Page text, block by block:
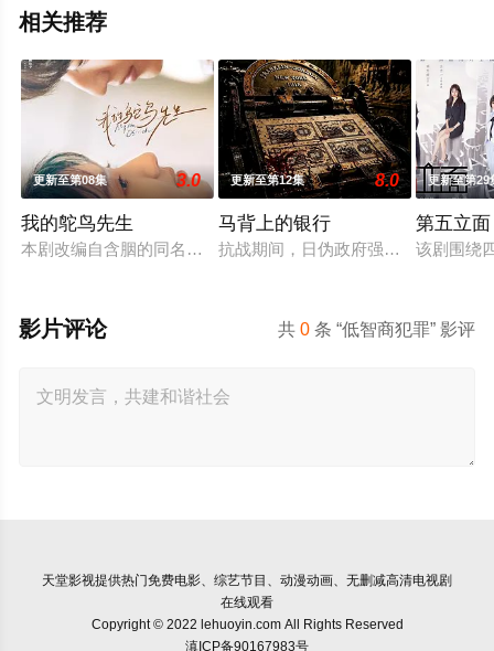
相关推荐
更新至第08集 3.0
我的鸵鸟先生
本剧改编自含胭的同名小说，讲述了邻家女孩庞倩（苏晓彤 饰
更新至第12集 8.0
马背上的银行
抗战期间，日伪政府强行推广、使用
更新至第29
第五立面
该剧围绕
共0 条 “低智商犯罪” 影评
影片评论
天堂影视提供热门免费电影、综艺节目、动漫动画、无删减高清电视剧
在线观看
Copyright © 2022 lehuoyin.com All Rights Reserved
滇ICP备90167983号